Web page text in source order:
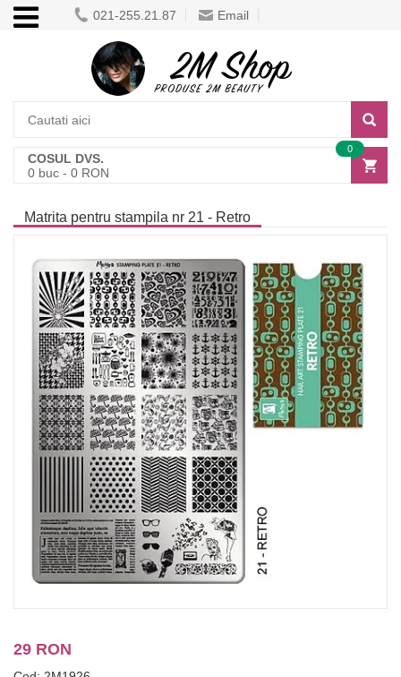
021-255.21.87 Email
COSUL DVS.
0 buc - 0 RON
0
Matrita pentru stampila nr 21 - Retro
29 RON